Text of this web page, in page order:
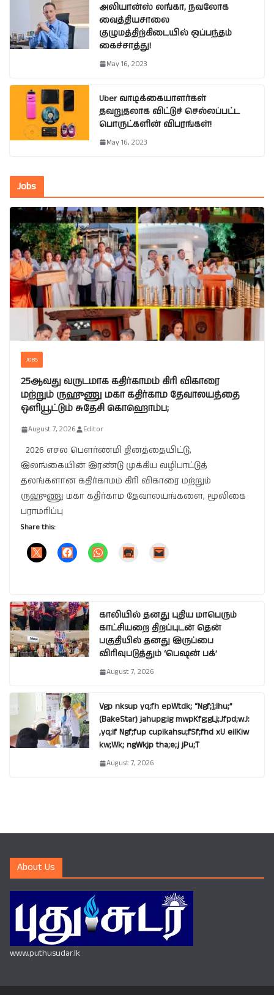
அலியான்ஸ் லங்கா, நவலோக
வைத்தியசாலை
குழுமத்திற்கிடையில் ஒப்பந்தம்
கைச்சாத்து!
May 16, 2023
Uber வாடிக்கையாளர்கள்
தவறுதலாக விட்டுச் செல்லப்பட்ட
பொருட்களின் விபரங்கள்!
May 16, 2023
Jobs
JOBS
25ஆவது வருடமாக கதிர்காமம் கிரி விகாரை
மற்றும் ருஹுணு மகா கதிர்காம தேவாலயத்தை
ஒளியூட்டும் சுதேசி கொஹொம்ப;
August 7, 2026 Editor
2026 எசல பௌர்ணமி தினத்தையிட்டு,
இலங்கையின் இரண்டு முக்கிய வழிபாட்டுத்
தலங்களான கதிர்காமம் கிரி விகாரை மற்றும்
ருஹுணு மகா கதிர்காம தேவாலயங்களை, மூலிகை
பராமரிப்பு
Share this:
காலியில் தனது புதிய மாபெரும்
காட்சியறை திறப்புடன் தென்
பகுதியில் தனது இருப்பை
விரிவுபடுத்தும் ‘பெஷன் பக்’
August 7, 2026
Vgp nksup yq;fh epWtdk; “Ngf;];lhu;”
(BakeStar) jahupg;ig mwpKfg;gLj;Jfpd;wJ:
,yq;if Ngf;fup cupikahsu;fSf;fhd xU eilKiw
kw;Wk; ngWkjp tha;e;j jPu;T
August 7, 2026
About Us
www.puthusudar.lk